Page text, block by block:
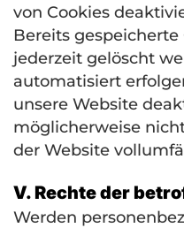
von Cookies
Bereits gespeicherte
jederzeit gelöscht
automatisiert
unsere Website
möglicherweise
der Website
V. Rechte der
Werden